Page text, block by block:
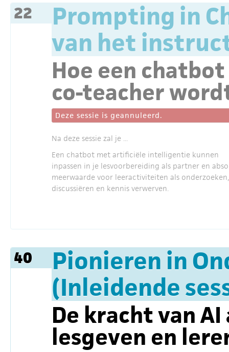
22
Prompting in
van het
Hoe een
co-teacher
Deze sessie is geannuleerd.
Na deze sessie zal je ...
Een chatbot met artificiële intelligentie kunnen
inpassen in je lesvoorbereiding als partner en
meerwaarde voor leeractiviteiten als onderzoeken,
discussiëren en kennis verwerven.
40
Pionieren in
(Inleidende
De kracht van
lesgeven en